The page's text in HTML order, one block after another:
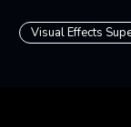
Visual Effects